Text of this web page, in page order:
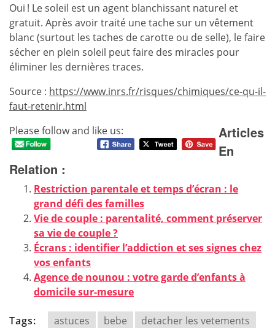
Oui ! Le soleil est un agent blanchissant naturel et
gratuit. Après avoir traité une tache sur un vêtement
blanc (surtout les taches de carotte ou de selle), le faire
sécher en plein soleil peut faire des miracles pour
éliminer les dernières traces.
Source : https://www.inrs.fr/risques/chimiques/ce-qu-il-
faut-retenir.html
Please follow and like us:
Articles
En
Relation :
Restriction parentale et temps d’écran : le
grand défi des familles
Vie de couple : parentalité, comment préserver
sa vie de couple ?
Écrans : identifier l’addiction et ses signes chez
vos enfants
Agence de nounou : votre garde d’enfants à
domicile sur-mesure
Tags: astuces bebe
detacher les vetements